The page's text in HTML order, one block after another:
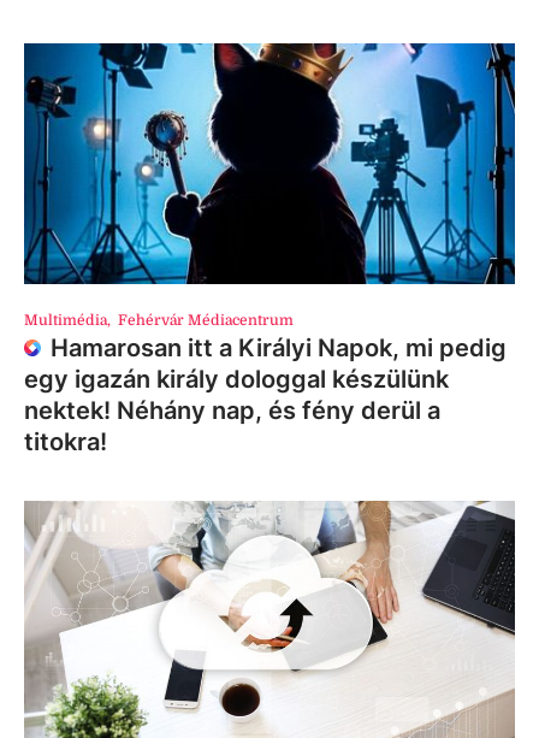
Multimédia, Fehérvár Médiacentrum
Hamarosan itt a Királyi Napok, mi pedig
egy igazán király dologgal készülünk
nektek! Néhány nap, és fény derül a
titokra!